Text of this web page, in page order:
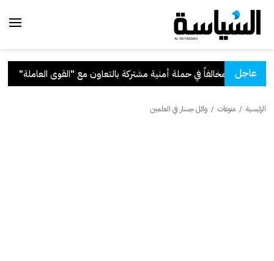
عاجلبالتعاون مع "القوى العاملة"
الرئيسية / منوعات / وائل جسار في العلمين